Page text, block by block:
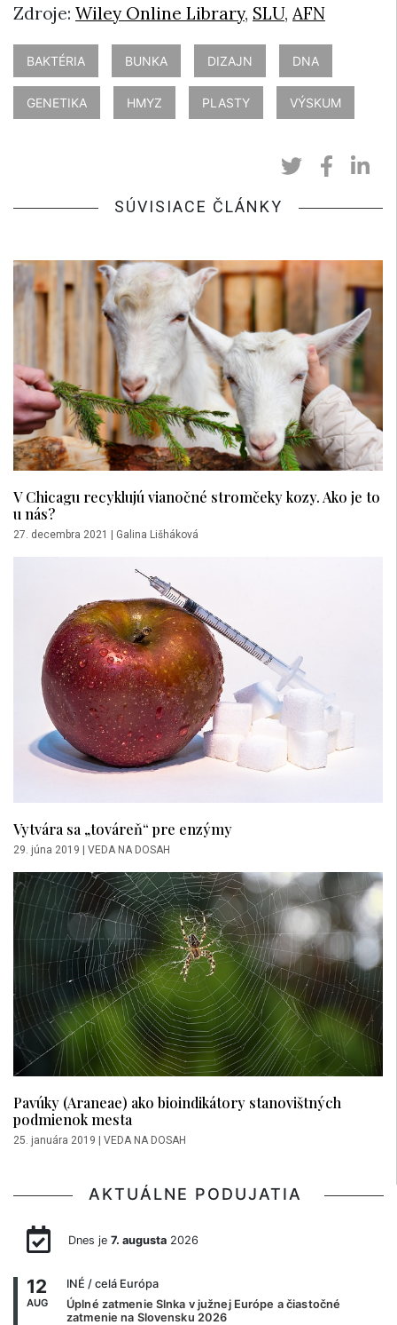
Zdroje: Wiley Online Library, SLU, AFN
BAKTÉRIA BUNKA DIZAJN DNA
GENETIKA HMYZ PLASTY VÝSKUM
SÚVISIACE ČLÁNKY
V Chicagu recyklujú vianočné stromčeky kozy. Ako je to
u nás?
27. decembra 2021 | Galina Lišháková
Vytvára sa „továreň“ pre enzýmy
29. júna 2019 VEDA NA DOSAH
Pavúky (Araneae) ako bioindikátory stanovištných
podmienok mesta
25. januára 2019 VEDA NA DOSAH
AKTUÁLNE PODUJATIA
Dnes je 7. augusta2026
12
AUG
INÉ / celá Európa
Úplné zatmenie Slnka v južnej Európe a čiastočné
zatmenie na Slovensku 2026